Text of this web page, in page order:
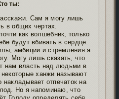
ты:
Сам я могу лишь
в общих чертах.
как волшебник, только
будут вбивать в сердце.
амбиции и стремления я
Могу лишь сказать, что
нам власть над людьми в
некоторые ханжи называют
отпечаток на
Но я напоминаю, что